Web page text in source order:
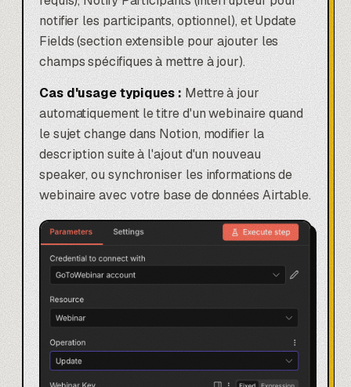
notifier les participants, optionnel), et Update
Fields (section extensible pour ajouter les
champs spécifiques à mettre à jour).
Cas d'usage typiques :Mettre à jour
automatiquement le titre d'un webinaire quand
le sujet change dans Notion, modifier la
description suite à l'ajout d'un nouveau
speaker, ou synchroniser les informations de
webinaire avec votre base de données Airtable.